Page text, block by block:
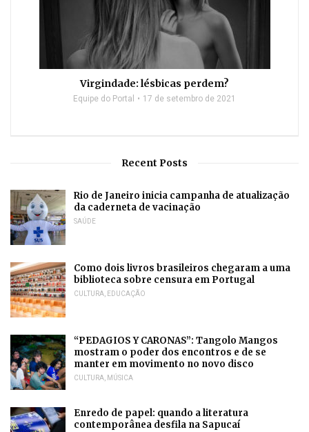
Virgindade: lésbicas perdem?
Equipe do Portal 17 de setembro de 2021
Recent Posts
Rio de Janeiro inicia campanha de atualização
da caderneta de vacinação
SAÚDE
Como dois livros brasileiros chegaram a uma
biblioteca sobre censura em Portugal
CULTURA, EDUCAÇÃO
“PEDAGIOS Y CARONAS”: Tangolo Mangos
mostram o poder dos encontros e de se
manter em movimento no novo disco
CULTURA, MÚSICA
Enredo de papel: quando a literatura
contemporânea desfila na Sapucaí